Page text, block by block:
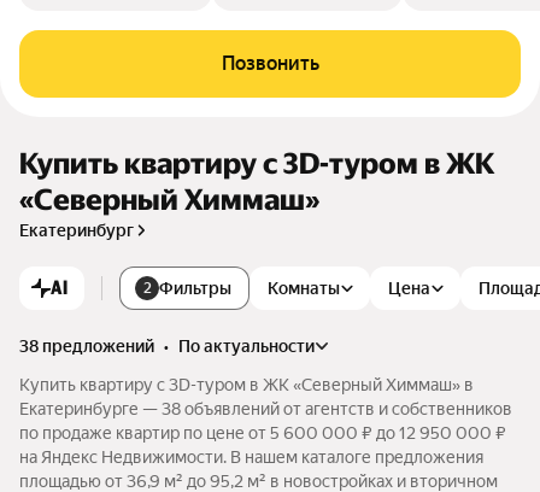
Позвонить
Купить квартиру c 3D-туром в ЖК
«Северный Химмаш»
Екатеринбург
AI 2 Фильтры Комнаты Цена
38 предложений •
по актуальности
Купить квартиру c 3D-туром в ЖК «Северный Химмаш» в
Екатеринбурге — 38 объявлений от агентств и собственников
по продаже квартир по цене от 5 600 000 ₽ до 12 950 000 ₽
на Яндекс Недвижимости. В нашем каталоге предложения
площадью от 36,9 м² до 95,2 м² в новостройках и вторичном